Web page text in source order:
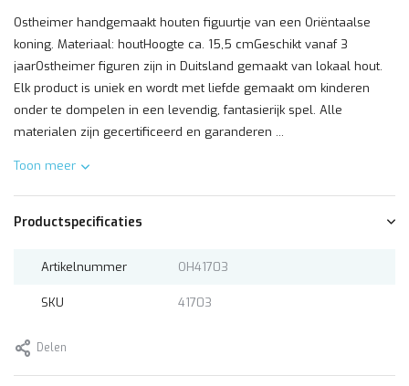
Ostheimer handgemaakt houten figuurtje van een Oriëntaalse
koning. Materiaal: houtHoogte ca. 15,5 cmGeschikt vanaf 3
jaarOstheimer figuren zijn in Duitsland gemaakt van lokaal hout.
Elk product is uniek en wordt met liefde gemaakt om kinderen
onder te dompelen in een levendig, fantasierijk spel. Alle
materialen zijn gecertificeerd en garanderen ...
Toon meer
Productspecificaties
Artikelnummer OH41703
SKU 41703
Delen